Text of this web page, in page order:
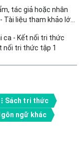
tác giả hoặc nhân
Tài liệu tham khảo lớp
ca - Kết nối tri thức
nối tri thức tập 1
Sách tri thức
ngữ khác